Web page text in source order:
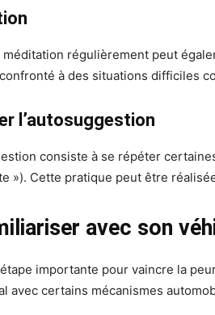
méditation régulièrement peut
à des situations difficiles
l’autosuggestion
consiste à se répéter
»). Cette pratique peut être
avec son
importante pour vaincre la
avec certains mécanismes